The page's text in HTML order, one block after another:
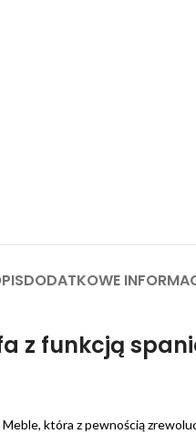
DODATKOWE
z funkcją
która z pewnością